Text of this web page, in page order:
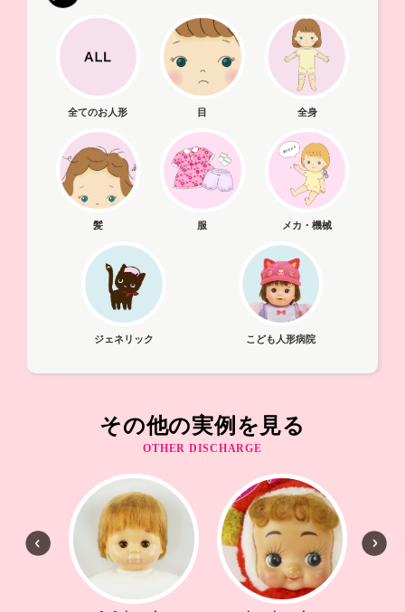
全てのお人形 目 全身
髪 服 メカ・機械
ジェネリック こども人形病院
その他の実例を見る
OTHER DISCHARGE